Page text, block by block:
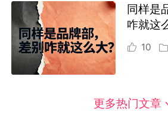
同样是
咋就这
10
更多热门文章